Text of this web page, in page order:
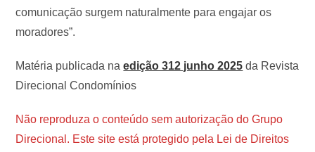
comunicação surgem naturalmente para engajar os
moradores”.
Matéria publicada na edição 312 junho 2025 da Revista
Direcional Condomínios
Não reproduza o conteúdo sem autorização do Grupo
Direcional. Este site está protegido pela Lei de Direitos